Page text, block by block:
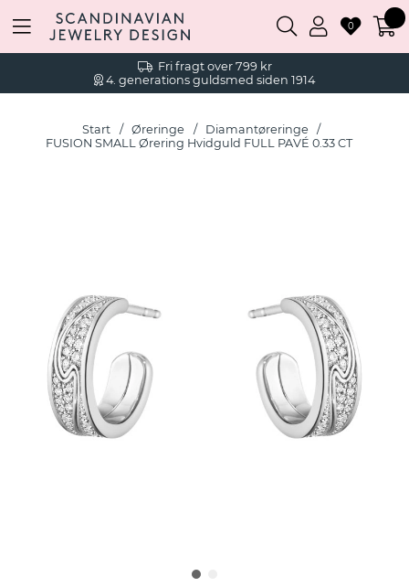
Fri fragt over 799 kr
4. generations guldsmed siden 1914
0
Start Øreringe
Diamantøreringe
FUSION SMALL Ørering Hvidguld FULL PAVÉ 0.33 CT